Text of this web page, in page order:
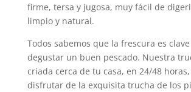
firme, tersa y jugosa, muy fácil de
limpio y natural.
Todos sabemos que la frescura es
degustar un buen pescado. Nuestra
criada cerca de tu casa, en 24/48
disfrutar de la exquisita trucha de los